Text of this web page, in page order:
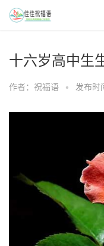
十六岁高中生
作者：祝福语 • 发布